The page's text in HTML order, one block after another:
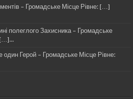
– Громадське Місце Рівне: […]
полеглого Захисника – Громадське
один Герой – Громадське Місце Рівне: